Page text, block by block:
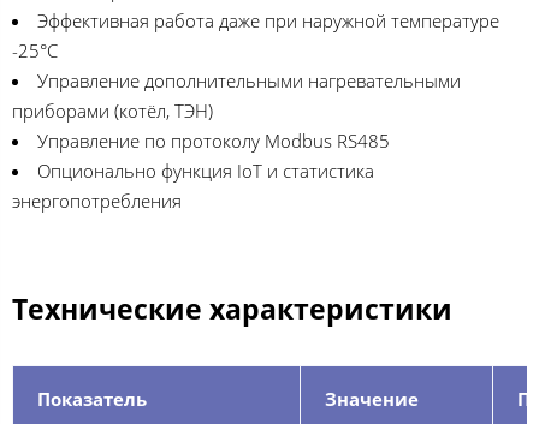
Эффективная работа даже при наружной температуре
-25°C
Управление дополнительными нагревательными
приборами (котёл, ТЭН)
Управление по протоколу Modbus RS485
Опционально функция IoT и статистика
энергопотребления
Технические характеристики
Показатель Значение